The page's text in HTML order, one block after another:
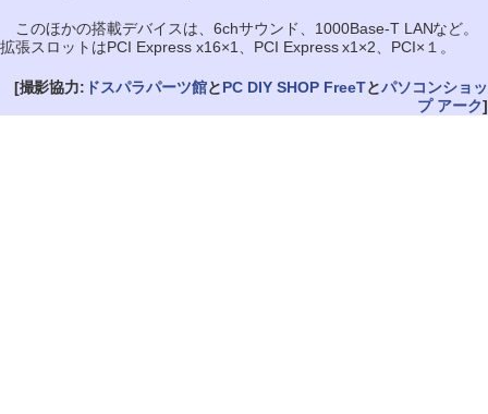
このほかの搭載デバイスは、6chサウンド、1000Base-T LANなど。
拡張スロットはPCI Express x16×1、PCI Express x1×2、PCI×１。
[撮影協力: ドスパラパーツ館とPC DIY SHOP FreeTとパソコンショッ
プ アーク]